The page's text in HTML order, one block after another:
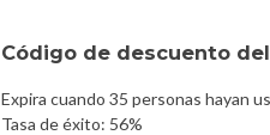
Código de descuento
Expira cuando 35 personas hayan
Tasa de éxito: 56%